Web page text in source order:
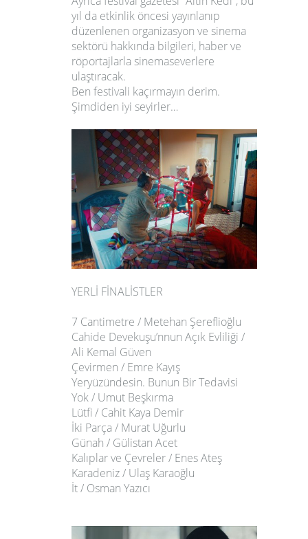
yıl da etkinlik öncesi yayınlanıp
düzenlenen organizasyon ve sinema
sektörü hakkında bilgileri, haber ve
röportajlarla sinemaseverlere
ulaştıracak.
Ben festivali kaçırmayın derim.
Şimdiden iyi seyirler…
YERLİ FİNALİSTLER
7 Cantimetre / Metehan Şereflioğlu
Cahide Devekuşu’nnun Açık Evliliği /
Ali Kemal Güven
Çevirmen / Emre Kayış
Yeryüzündesin. Bunun Bir Tedavisi
Yok / Umut Beşkırma
Lütfi / Cahit Kaya Demir
İki Parça / Murat Uğurlu
Günah / Gülistan Acet
Kalıplar ve Çevreler / Enes Ateş
Karadeniz / Ulaş Karaoğlu
İt / Osman Yazıcı